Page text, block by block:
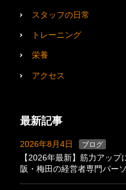
スタッフの日常
トレーニング
栄養
アクセス
最新記事
2026年8月4日 ブログ
【2026年最新】筋力アッ
阪・梅田の経営者専門パー